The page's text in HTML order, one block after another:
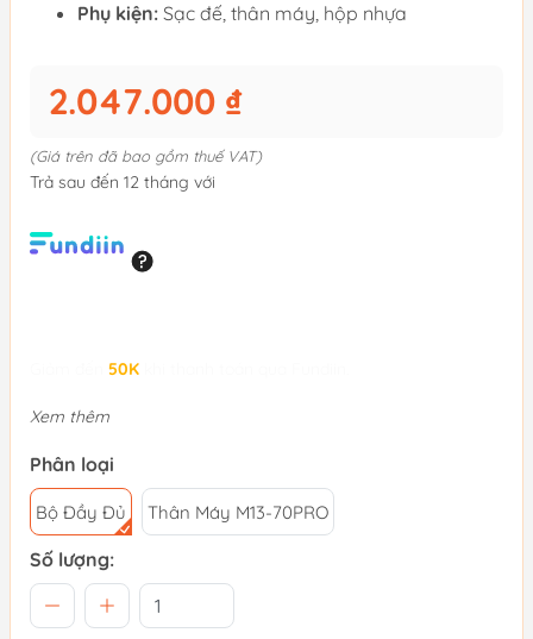
Phụ kiện: Sạc đế, thân máy, hộp nhựa
2.047.000 ₫
(Giá trên đã bao gồm thuế VAT)
Trả sau đến 12 tháng với
50K
Xem thêm
Phân loại
Bộ Đầy Đủ Thân Máy M13-70PRO
Số lượng: